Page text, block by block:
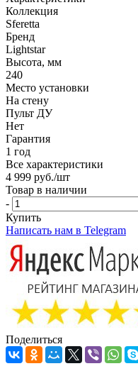
Коллекция
Sferetta
Бренд
Lightstar
Высота, мм
240
Место установки
На стену
Пульт ДУ
Нет
Гарантия
1 год
Все характеристики
4 999 руб./шт
Товар в наличии
-
Купить
Написать нам в Telegram
Поделиться